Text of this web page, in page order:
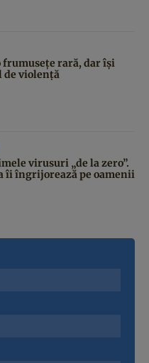
frumusețe rară, dar își
de violență
virusuri „de la zero”.
îi îngrijorează pe oamenii